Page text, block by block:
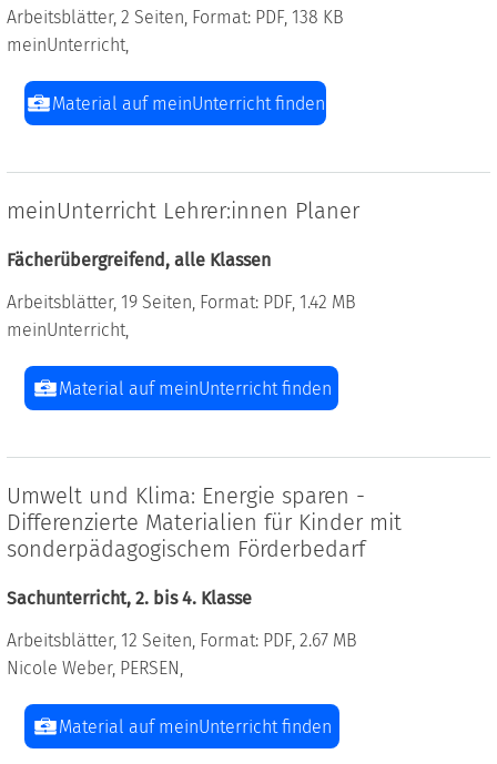
Arbeitsblätter, 2 Seiten, Format: PDF, 138 KB
meinUnterricht,
Material auf meinUnterricht finden
meinUnterricht Lehrer:innen Planer
Fächerübergreifend, alle Klassen
Arbeitsblätter, 19 Seiten, Format: PDF, 1.42 MB
meinUnterricht,
Material auf meinUnterricht finden
Umwelt und Klima: Energie sparen -
Differenzierte Materialien für Kinder mit
sonderpädagogischem Förderbedarf
Sachunterricht, 2. bis 4. Klasse
Arbeitsblätter, 12 Seiten, Format: PDF, 2.67 MB
Nicole Weber, PERSEN,
Material auf meinUnterricht finden